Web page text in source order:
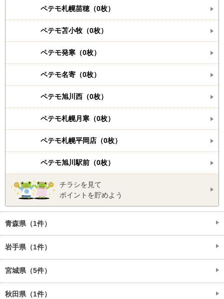
ペテモ札幌苗穂（0枚）
ペテモ苫小牧（0枚）
ペテモ発寒（0枚）
ペテモ名寄（0枚）
ペテモ旭川西（0枚）
ペテモ札幌月寒（0枚）
ペテモ札幌平岡店（0枚）
ペテモ旭川駅前（0枚）
チラシを見て
ポイントを貯めよう
青森県（1件）
岩手県（1件）
宮城県（5件）
秋田県（1件）